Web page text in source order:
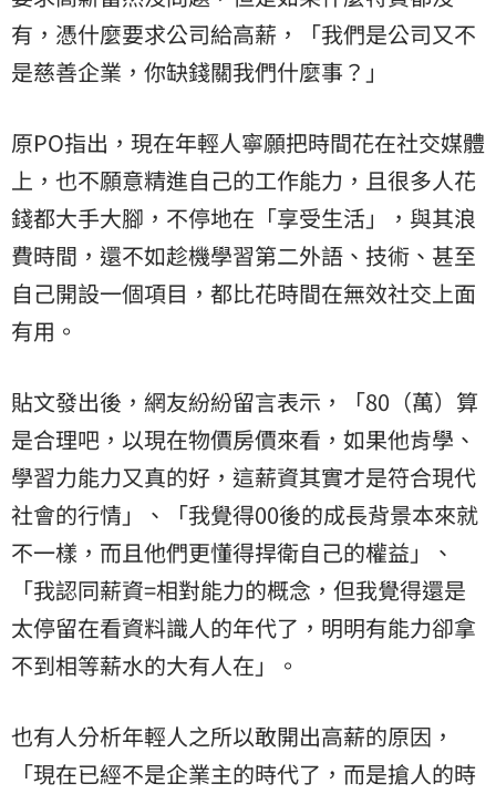
有，憑什麼要求公司給高薪，「我們是公司又不
是慈善企業，你缺錢關我們什麼事？」
原PO指出，現在年輕人寧願把時間花在社交媒體
上，也不願意精進自己的工作能力，且很多人花
錢都大手大腳，不停地在「享受生活」，與其浪
費時間，還不如趁機學習第二外語、技術、甚至
自己開設一個項目，都比花時間在無效社交上面
有用。
貼文發出後，網友紛紛留言表示，「80（萬）算
是合理吧，以現在物價房價來看，如果他肯學、
學習力能力又真的好，這薪資其實才是符合現代
社會的行情」、「我覺得00後的成長背景本來就
不一樣，而且他們更懂得捍衛自己的權益」、
「我認同薪資=相對能力的概念，但我覺得還是
太停留在看資料識人的年代了，明明有能力卻拿
不到相等薪水的大有人在」。
也有人分析年輕人之所以敢開出高薪的原因，
「現在已經不是企業主的時代了，而是搶人的時